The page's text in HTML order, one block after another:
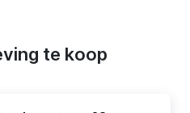
te koop